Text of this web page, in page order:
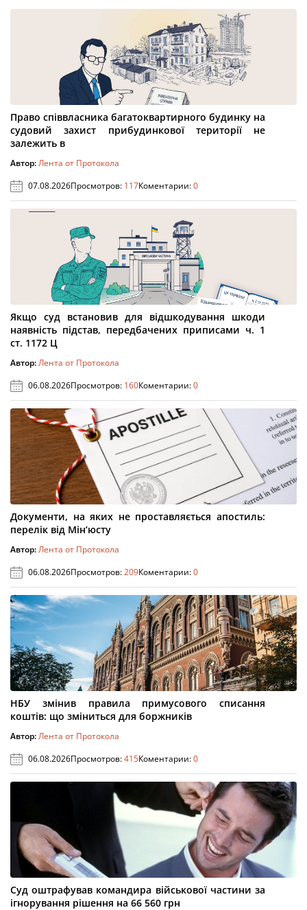
Право співвласника багатоквартирного будинку на
судовий захист прибудинкової території не
залежить в
Автор:Лента от Протокола
07.08.2026Просмотров: 117Коментарии:0
Якщо суд встановив для відшкодування шкоди
наявність підстав, передбачених приписами ч. 1
ст. 1172 Ц
Автор:Лента от Протокола
06.08.2026Просмотров: 160Коментарии:0
Документи, на яких не проставляється апостиль:
перелік від Мін’юсту
Автор:Лента от Протокола
06.08.2026Просмотров:209Коментарии:0
НБУ змінив правила примусового списання
коштів: що зміниться для боржників
Автор:Лента от Протокола
06.08.2026Просмотров:415Коментарии:0
Суд оштрафував командира військової частини за
ігнорування рішення на 66 560 грн